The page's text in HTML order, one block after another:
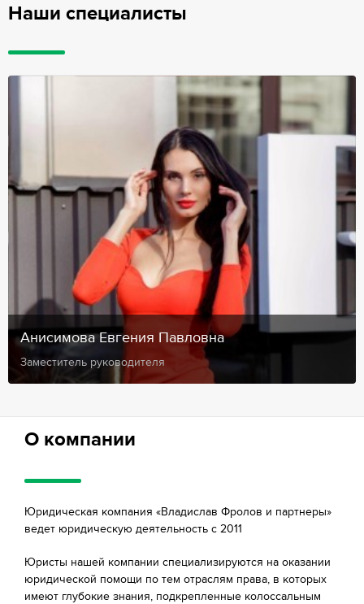
Наши специалисты
Анисимова Евгения Павловна
Заместитель руководителя
О компании
Юридическая компания «Владислав Фролов и партнеры»
ведет юридическую деятельность с 2011
Юристы нашей компании специализируются на оказании
юридической помощи по тем отраслям права, в которых
имеют глубокие знания, подкрепленные колоссальным